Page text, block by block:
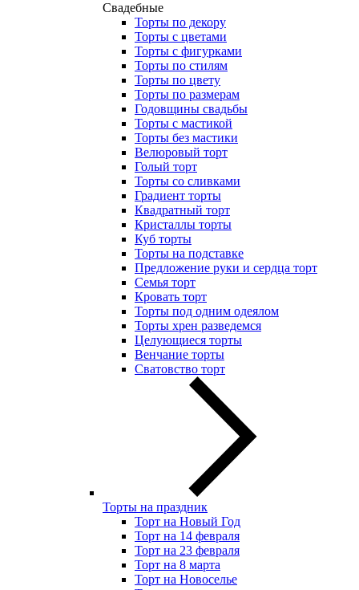
Свадебные
Торты по декору
Торты с цветами
Торты с фигурками
Торты по стилям
Торты по цвету
Торты по размерам
Годовщины свадьбы
Торты с мастикой
Торты без мастики
Велюровый торт
Голый торт
Торты со сливками
Градиент торты
Квадратный торт
Кристаллы торты
Куб торты
Торты на подставке
Предложение руки и сердца торт
Семья торт
Кровать торт
Торты под одним одеялом
Торты хрен разведемся
Целующиеся торты
Венчание торты
Сватовство торт
Торты на праздник
Торт на Новый Год
Торт на 14 февраля
Торт на 23 февраля
Торт на 8 марта
Торт на Новоселье